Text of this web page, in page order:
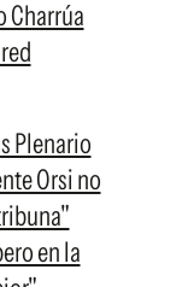
Charrúa
Plenario
Orsi no
en la